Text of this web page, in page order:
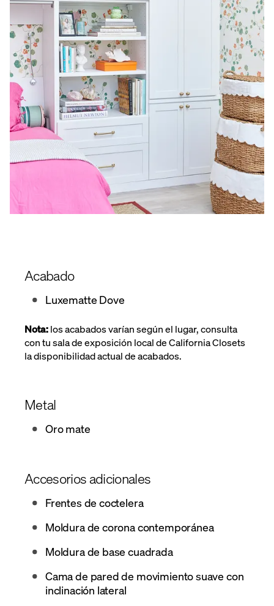
Acabado
Luxematte Dove
Nota:los acabados varían según el lugar, consulta
con tu sala de exposición local de California Closets
la disponibilidad actual de acabados.
Metal
Oro mate
Accesorios adicionales
Frentes de coctelera
Moldura de corona contemporánea
Moldura de base cuadrada
Cama de pared de movimiento suave con
inclinación lateral